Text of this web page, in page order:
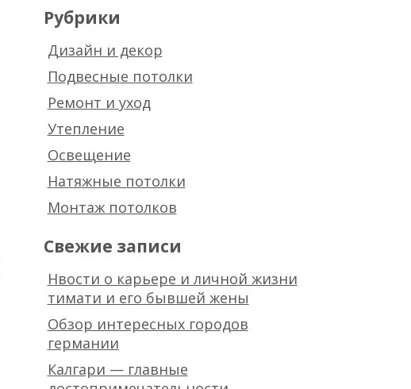
Рубрики
Дизайн и декор
Подвесные потолки
Ремонт и уход
Утепление
Освещение
Натяжные потолки
Монтаж потолков
Свежие записи
Нвости о карьере и личной жизни
тимати и его бывшей жены
Обзор интересных городов
германии
Калгари — главные